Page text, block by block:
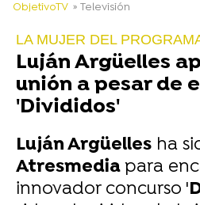
ObjetivoTV » Televisión
LA MUJER DEL
Luján Argüelles
unión a pesar de
'Divididos'
Luján Argüelles ha
Atresmediapara
innovador concurso '